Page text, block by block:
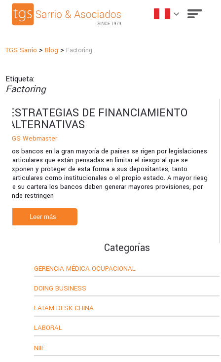
TGS Sarrio >Blog > Factoring
Etiqueta:
Factoring
ESTRATEGIAS DE FINANCIAMIENTO
ALTERNATIVAS
TGS Webmaster
Los bancos en la gran mayoría de países se rigen por legislaciones
particulares que están pensadas en limitar el riesgo al que se
exponen y proteger de esta forma a sus depositantes, tanto
particulares como institucionales o el propio estado. A mayor riesgo
de su cartera los bancos deben generar mayores provisiones, por
ende restringen
Leer más
Categorías
GERENCIA MÉDICA OCUPACIONAL
DOING BUSINESS
LATAM DESK CHINA
LABORAL
NIIF